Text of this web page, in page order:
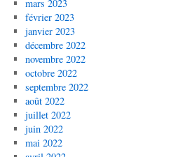
mars 2023
février 2023
janvier 2023
décembre 2022
novembre 2022
octobre 2022
septembre 2022
août 2022
juillet 2022
juin 2022
mai 2022